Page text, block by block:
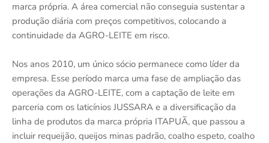
marca própria. A área comercial não conseguia sustentar a
produção diária com preços competitivos, colocando a
continuidade da AGRO-LEITE em risco.
Nos anos 2010, um único sócio permanece como líder da
empresa. Esse período marca uma fase de ampliação das
operações da AGRO-LEITE, com a captação de leite em
parceria com os laticínios JUSSARA e a diversificação da
linha de produtos da marca própria ITAPUÃ, que passou a
incluir requeijão, queijos minas padrão, coalho espeto, coalho